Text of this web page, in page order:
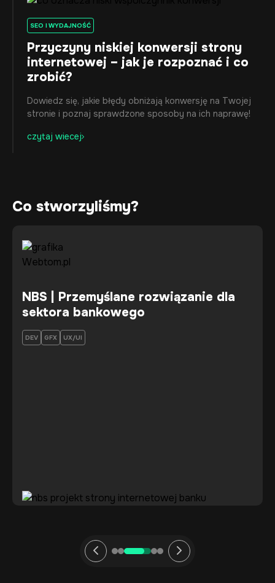
SEO I WYDAJNOŚĆ
Przyczyny niskiej konwersji strony
internetowej – jak je rozpoznać i co
zrobić?
Dowiedz się, jakie błędy obniżają konwersję na Twojej
stronie i poznaj sprawdzone sposoby na ich naprawę!
czytaj wiecej
Co stworzyliśmy?
NBS | Przemyślane rozwiązanie dla
sektora bankowego
DEV GFX UX/UI